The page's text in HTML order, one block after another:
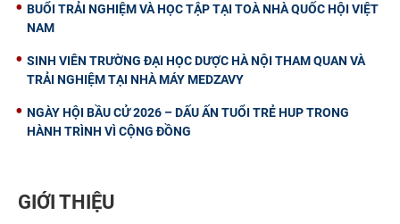
BUỔI TRẢI NGHIỆM VÀ HỌC TẬP TẠI TOÀ NHÀ QUỐC HỘI VIỆT
NAM
SINH VIÊN TRƯỜNG ĐẠI HỌC DƯỢC HÀ NỘI THAM QUAN VÀ
TRẢI NGHIỆM TẠI NHÀ MÁY MEDZAVY
NGÀY HỘI BẦU CỬ 2026 – DẤU ẤN TUỔI TRẺ HUP TRONG
HÀNH TRÌNH VÌ CỘNG ĐỒNG
GIỚI THIỆU